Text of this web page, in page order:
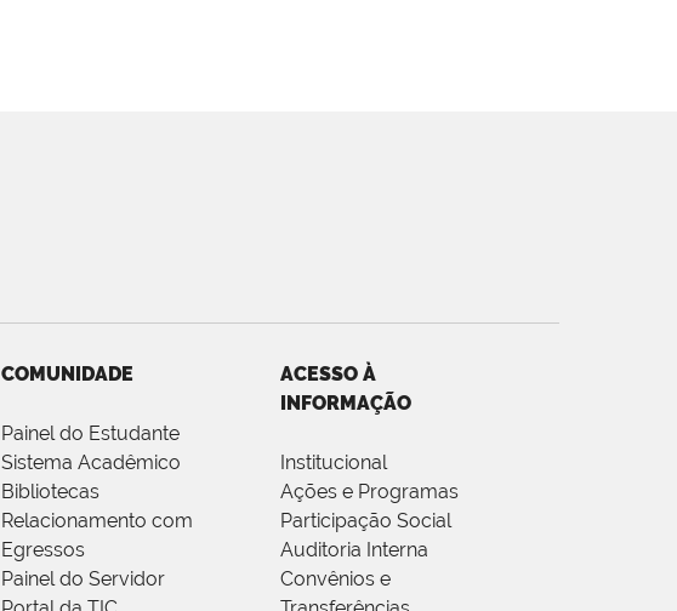
COMUNIDADE
Painel do Estudante
Sistema Acadêmico
Bibliotecas
Relacionamento com
Egressos
Painel do Servidor
ACESSO À
INFORMAÇÃO
Institucional
Ações e Programas
Participação Social
Auditoria Interna
Convênios e